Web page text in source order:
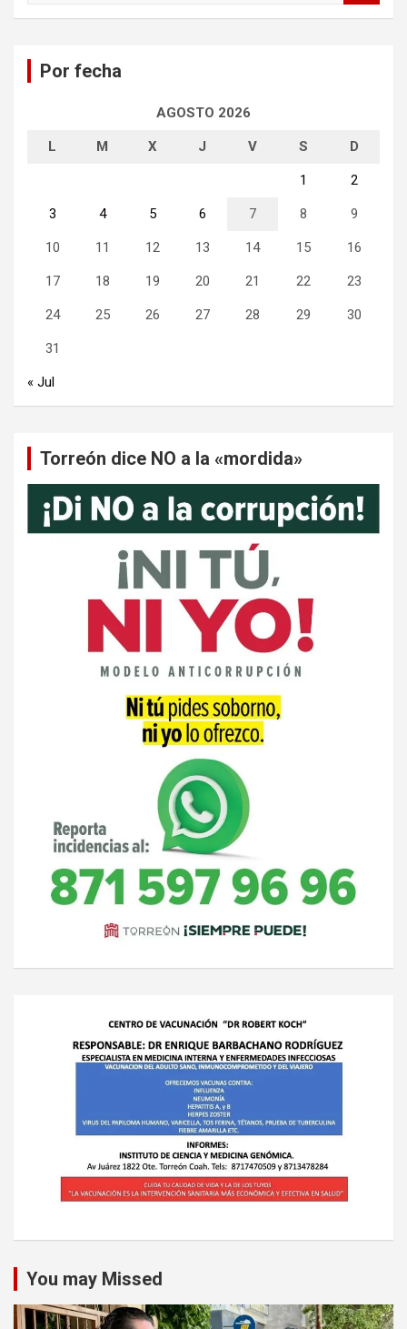
Por fecha
AGOSTO 2026
L M X J V S D
1 2
3 4 5 6 7 8 9
10 11 12 13 14 15 16
17 18 19 20 21 22 23
24 25 26 27 28 29 30
31
« Jul
Torreón dice NO a la «mordida»
You may Missed